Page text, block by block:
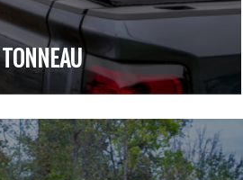
TONNEAU